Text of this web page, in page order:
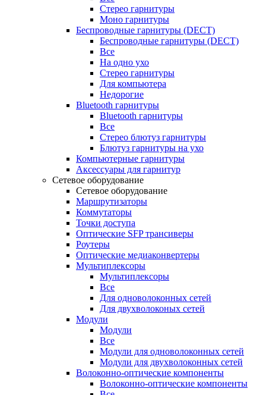
Стерео гарнитуры
Моно гарнитуры
Беспроводные гарнитуры (DECT)
Беспроводные гарнитуры (DECT)
Все
На одно ухо
Стерео гарнитуры
Для компьютера
Недорогие
Bluetooth гарнитуры
Bluetooth гарнитуры
Все
Стерео блютуз гарнитуры
Блютуз гарнитуры на ухо
Компьютерные гарнитуры
Аксессуары для гарнитур
Сетевое оборудование
Сетевое оборудование
Маршрутизаторы
Коммутаторы
Точки доступа
Оптические SFP трансиверы
Роутеры
Оптические медиаконвертеры
Мультиплексоры
Мультиплексоры
Все
Для одноволоконных сетей
Для двухволоконых сетей
Модули
Модули
Все
Модули для одноволоконных сетей
Модули для двухволоконных сетей
Волоконно-оптические компоненты
Волоконно-оптические компоненты